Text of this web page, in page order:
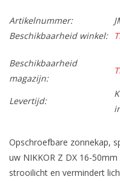
Artikelnummer:
Beschikbaarheid winkel:
Beschikbaarheid
magazijn:
Levertijd:
Opschroefbare zonnekap,
uw NIKKOR Z DX 16-
strooilicht en vermindert